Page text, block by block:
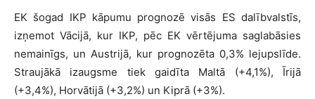
EK šogad IKP kāpumu prognozē visās ES dalībvalstīs,
izņemot Vācijā, kur IKP, pēc EK vērtējuma saglabāsies
nemainīgs, un Austrijā, kur prognozēta 0,3% lejupslīde.
Straujākā izaugsme tiek gaidīta Maltā (+4,1%), Īrijā
(+3,4%), Horvātijā (+3,2%) un Kiprā (+3%).